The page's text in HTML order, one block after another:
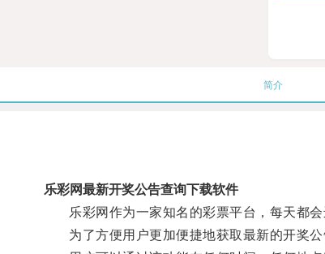
简介
乐彩网最新开奖公告查询下载软件
乐彩网作为一家知名的彩票平台，每天都会
为了方便用户更加便捷地获取最新的开奖公